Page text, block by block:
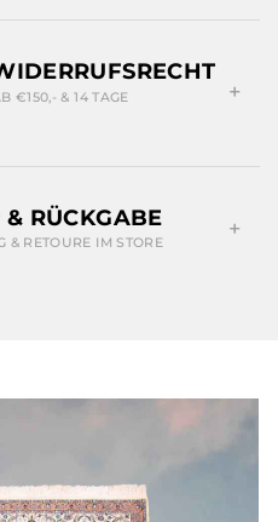
€150,- & 14 TAGE
& RÜCKGABE
& RETOURE IM STORE